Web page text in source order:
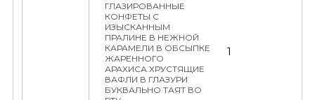
ГЛАЗИРОВАННЫЕ
КОНФЕТЫ С
ИЗЫСКАННЫМ
ПРАЛИНЕ В НЕЖНОЙ
КАРАМЕЛИ В ОБСЫПКЕ
ЖАРЕННОГО
АРАХИСА.ХРУСТЯЩИЕ
ВАФЛИ В ГЛАЗУРИ
БУКВАЛЬНО ТАЯТ ВО
1